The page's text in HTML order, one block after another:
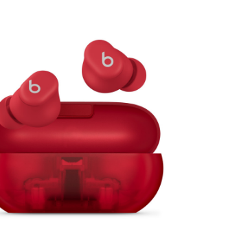
Zurück
Bild
-
Beats
Solo
Buds
–
Komplett
kabellose